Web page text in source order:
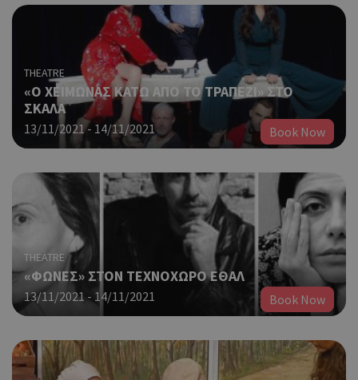
THEATRE
«Ο ΧΕΙΜΩΝΑΣ ΚΑΤΩ ΑΠΟ ΤΟ ΤΡΑΠΕΖΙ» ΣΤΟ
ΣΚΑΛΑ
13/11/2021 - 14/11/2021 Book Now
THEATRE
«ΦΩΝΕΣ» ΣΤΟΝ ΤΕΧΝΟΧΩΡΟ ΕΘΑΛ
13/11/2021 - 14/11/2021 Book Now